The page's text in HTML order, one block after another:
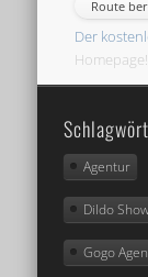
Der
Homepage!
Agentur
Dildo
Gogo